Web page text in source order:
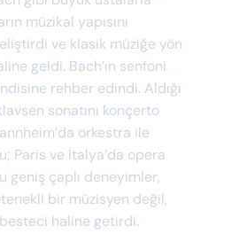
müzikal yapısını
ve klasik müziğe yön
geldi. Bach’ın senfoni
rehber edindi. Aldığı
sonatını konçerto
orkestra ile
Paris ve İtalya’da opera
geniş çaplı deneyimler,
bir müzisyen değil,
haline getirdi.